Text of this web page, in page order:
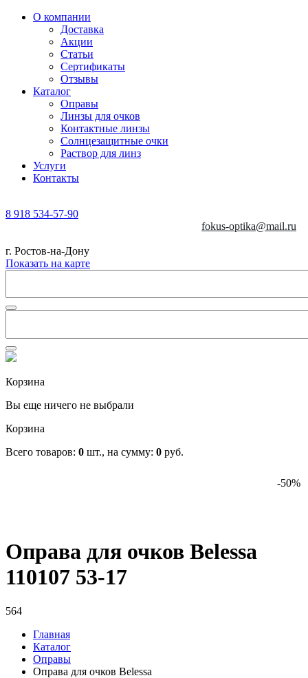
О компании
Доставка
Акции
Статьи
Сертификаты
Отзывы
Каталог
Оправы
Линзы для очков
Контактные линзы
Солнцезащитные очки
Раствор для линз
Услуги
Контакты
8 918 534-57-90
fokus-optika@mail.ru
г. Ростов-на-Дону
Показать на карте
Корзина
Вы еще ничего не выбрали
Корзина
Всего товаров: 0 шт., на сумму: 0 руб.
-50%
Оправа для очков Belessa
110107 53-17
564
Главная
Каталог
Оправы
Оправа для очков Belessa